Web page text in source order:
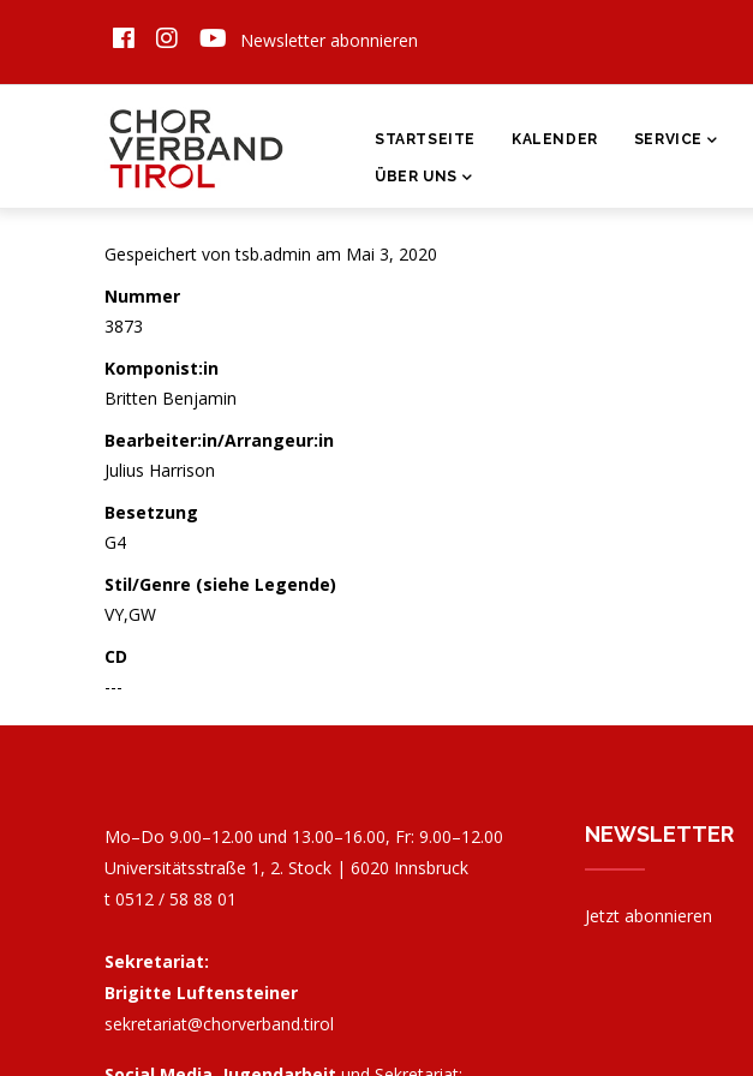
Newsletter abonnieren
HAUPTNAVIGATION
STARTSEITE KALENDER SERVICE
ÜBER UNS
Gespeichert vontsb.admin am Mai 3, 2020
Nummer
3873
Komponist:in
Britten Benjamin
Bearbeiter:in/Arrangeur:in
Julius Harrison
Besetzung
G4
Stil/Genre (siehe Legende)
VY,GW
CD
---
Mo–Do 9.00–12.00 und 13.00–16.00, Fr: 9.00–12.00
Universitätsstraße 1, 2. Stock | 6020 Innsbruck
t 0512 / 58 88 01
Sekretariat:
Brigitte Luftensteiner
sekretariat@chorverband.tirol
NEWSLETTER
Jetzt abonnieren